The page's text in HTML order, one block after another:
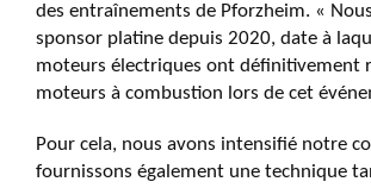
des entraînements de Pforzheim. «
sponsor platine depuis 2020, date à
moteurs électriques ont définitivement
moteurs à combustion lors de cet
Pour cela, nous avons intensifié notre
fournissons également une technique